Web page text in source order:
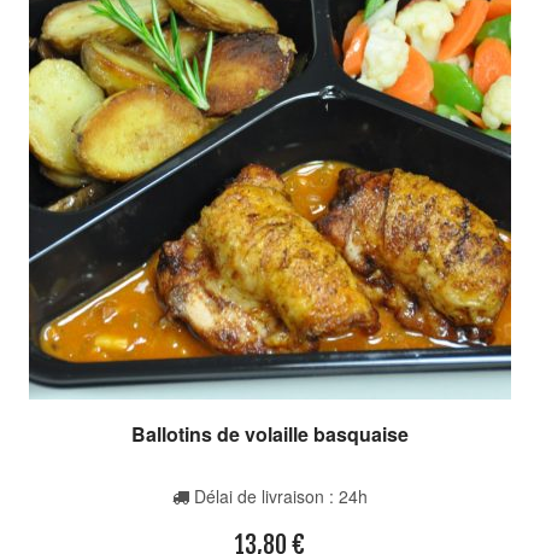
Ballotins de volaille basquaise
Délai de livraison : 24h
13,80 €